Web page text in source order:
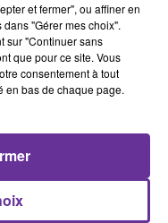
et fermer", ou affiner en
"Gérer mes choix".
sur "Continuer sans
que pour ce site. Vous
consentement à tout
en bas de chaque page.